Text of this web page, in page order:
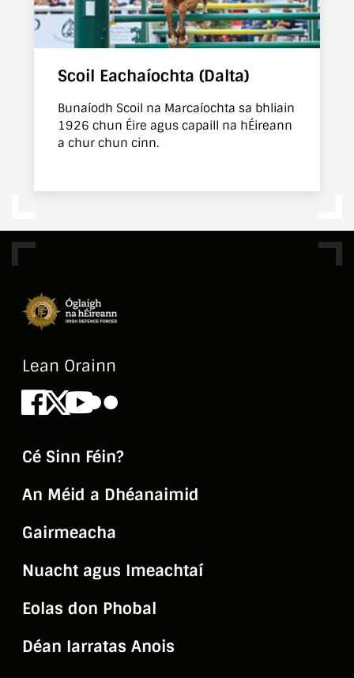
Scoil Eachaíochta (Dalta)
Bunaíodh Scoil na Marcaíochta sa bhliain
1926 chun Éire agus capaill na hÉireann
a chur chun cinn.
Lean Orainn
Facebook
X Youtube
Flickr
Cé Sinn Féin?
An Méid a Dhéanaimid
Gairmeacha
Nuacht agus Imeachtaí
Eolas don Phobal
Déan Iarratas Anois